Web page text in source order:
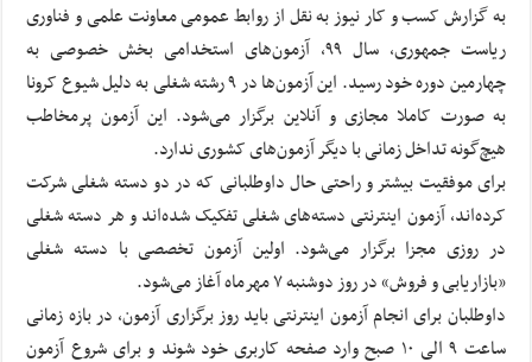
به گزارش کسب و کار نیوز به نقل از روابط عمومی معاونت علمی و فناوری
ریاست جمهوری، سال ۹۹، آزمون‌های استخدامی بخش خصوصی به
چهارمین دوره خود رسید. این آزمون‌ها در ۹ رشته شغلی به دلیل شیوع کرونا
به صورت کاملا مجازی و آنلاین برگزار می‌شود. این آزمون پرمخاطب
هیچ‌گونه تداخل زمانی با دیگر آزمون‌های کشوری ندارد.
برای موفقیت بیشتر و راحتی حال داوطلبانی که در دو دسته شغلی شرکت
کرده‌اند، آزمون اینترنتی دسته‌های شغلی تفکیک شده‌اند و هر دسته شغلی
در روزی مجزا برگزار می‌شود. اولین آزمون تخصصی با دسته شغلی
«بازاریابی و فروش» در روز دوشنبه ۷ مهرماه آغاز می‌شود.
داوطلبان برای انجام آزمون اینترنتی باید روز برگزاری آزمون، در بازه زمانی
ساعت ۹ الی ۱۰ صبح وارد صفحه کاربری خود شوند و برای شروع آزمون